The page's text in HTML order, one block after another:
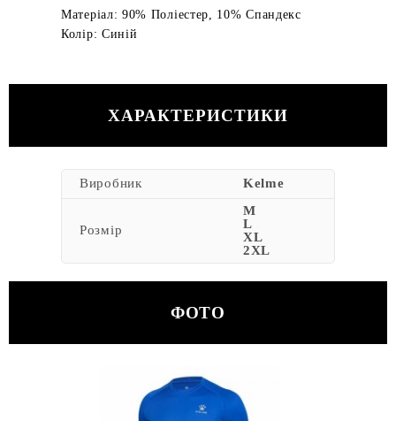
Матеріал: 90% Поліестер, 10% Спандекс
Колір: Синій
ХАРАКТЕРИСТИКИ
Виробник Kelme
Розмір
M
L
XL
2XL
ФОТО